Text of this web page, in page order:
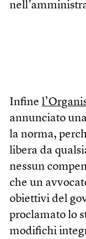
Infine l
annunciato
la norma,
libera da
nessun
che un
obiettivi del
proclamato lo
modifichi